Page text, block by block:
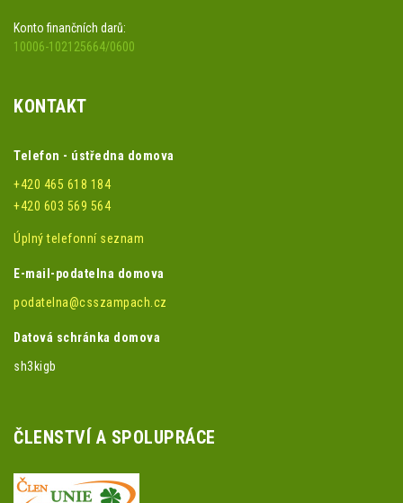
Konto finančních darů:
10006-102125664/0600
KONTAKT
Telefon - ústředna domova
+420 465 618 184
+420 603 569 564
Úplný telefonní seznam
E-mail-podatelna domova
podatelna@csszampach.cz
Datová schránka domova
sh3kigb
ČLENSTVÍ A SPOLUPRÁCE